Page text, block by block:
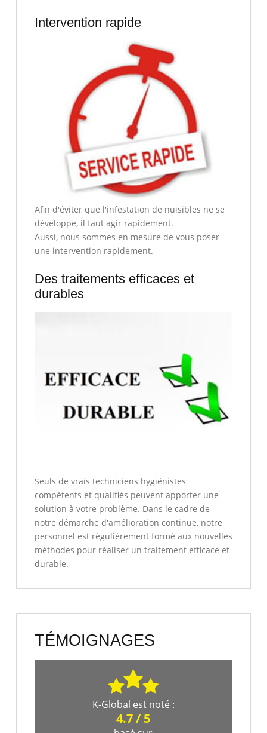
Intervention rapide
Afin d'éviter que l'infestation de nuisibles ne se
développe, il faut agir rapidement.
Aussi, nous sommes en mesure de vous poser
une intervention rapidement.
Des traitements efficaces et
durables
Seuls de vrais techniciens hygiénistes
compétents et qualifiés peuvent apporter une
solution à votre problème. Dans le cadre de
notre démarche d'amélioration continue, notre
personnel est régulièrement formé aux nouvelles
méthodes pour réaliser un traitement efficace et
durable.
TÉMOIGNAGES
K-Global est noté :
4.7/ 5